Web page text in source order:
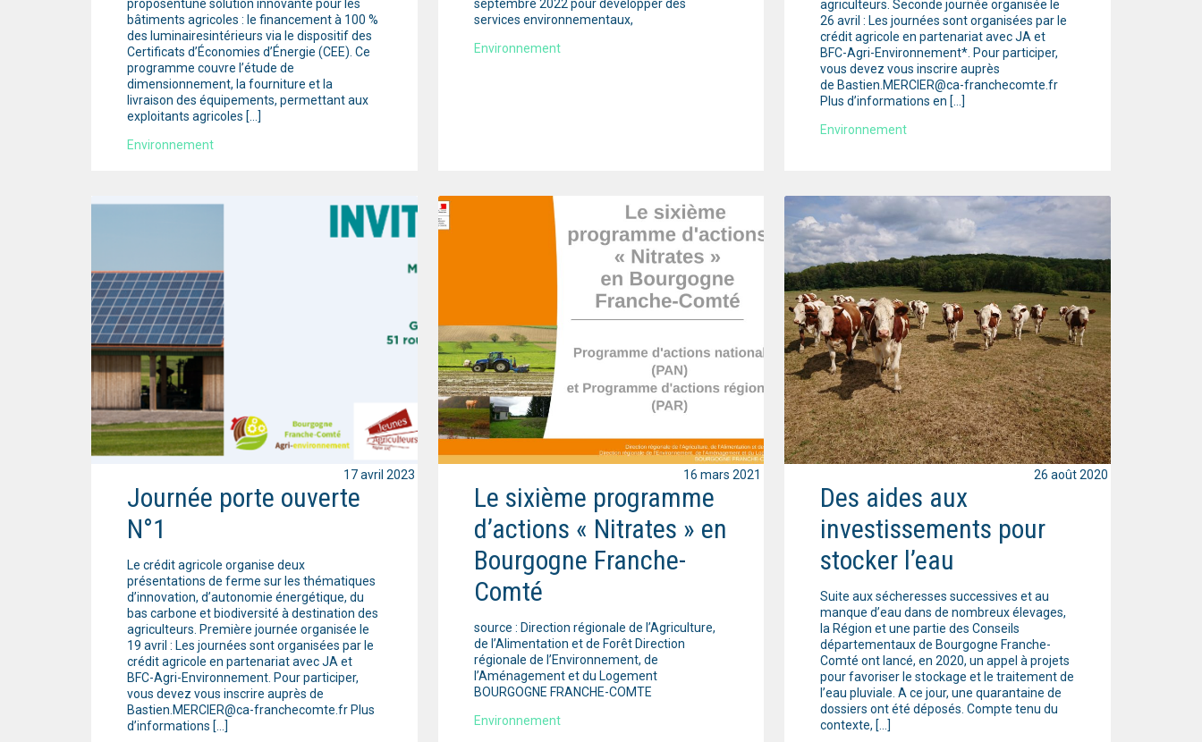
proposentune solution innovante pour les
bâtiments agricoles : le financement à 100 %
des luminairesintérieurs via le dispositif des
Certificats d’Économies d’Énergie (CEE). Ce
programme couvre l’étude de
dimensionnement, la fourniture et la
livraison des équipements, permettant aux
exploitants agricoles […]
Environnement
septembre 2022 pour développer des
services environnementaux,
Environnement
agriculteurs. Seconde journée organisée le
26 avril : Les journées sont organisées par le
crédit agricole en partenariat avec JA et
BFC-Agri-Environnement*. Pour participer,
vous devez vous inscrire auprès
de Bastien.MERCIER@ca-franchecomte.fr
Plus d’informations en […]
Environnement
Journée porte ouverte
N°1
Le crédit agricole organise deux
présentations de ferme sur les thématiques
d’innovation, d’autonomie énergétique, du
bas carbone et biodiversité à destination des
agriculteurs. Première journée organisée le
19 avril : Les journées sont organisées par le
crédit agricole en partenariat avec JA et
BFC-Agri-Environnement. Pour participer,
vous devez vous inscrire auprès de
Bastien.MERCIER@ca-franchecomte.fr Plus
d’informations […]
17 avril 2023
Le sixième programme
d’actions « Nitrates » en
Bourgogne Franche-
Comté
source : Direction régionale de l’Agriculture,
de l’Alimentation et de Forêt Direction
régionale de l’Environnement, de
l’Aménagement et du Logement
BOURGOGNE FRANCHE-COMTE
Environnement
16 mars 2021
Des aides aux
investissements pour
stocker l’eau
Suite aux sécheresses successives et au
manque d’eau dans de nombreux élevages,
la Région et une partie des Conseils
départementaux de Bourgogne Franche-
Comté ont lancé, en 2020, un appel à projets
pour favoriser le stockage et le traitement de
l’eau pluviale. A ce jour, une quarantaine de
dossiers ont été déposés. Compte tenu du
contexte, […]
26 août 2020